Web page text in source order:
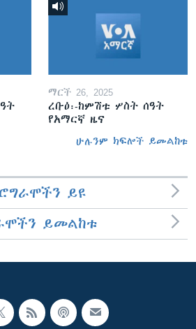
ማርች 26, 2025
ረቡዕ፡-ከምሽቱ ሦስት ሰዓት
የአማርኛ ዜና
ሁሉንም ክፍሎች ይመልከቱ
ይዩ
ይመልከቱ